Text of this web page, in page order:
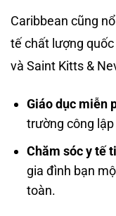
Caribbean cũng
tế chất lượng
và Saint Kitts &
Giáo dục miễn
trường công lập
Chăm sóc y tế
gia đình bạn
toàn.